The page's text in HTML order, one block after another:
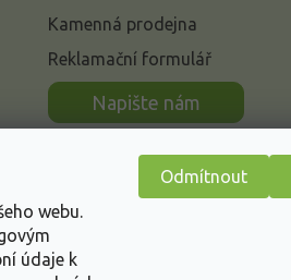
webu.
údaje k
Odmítnout
Kamenná prodejna
Reklamační formulář
Napište nám